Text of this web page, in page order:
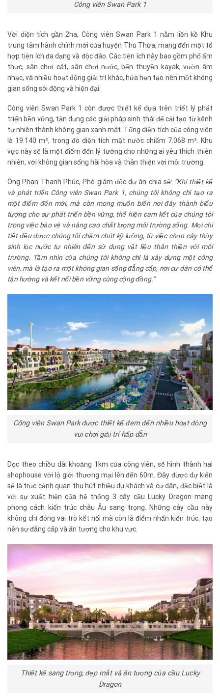
Công viên Swan Park 1
Với diện tích gần 2ha, Công viên Swan Park 1 nằm liền kề Khu
trung tâm hành chính mới của huyện Thủ Thừa, mang đến một tổ
hợp tiện ích đa dạng và độc đáo. Các tiện ích này bao gồm phố ẩm
thực, sân chơi cát, sân chơi nước, bến thuyền kayak, vườn âm
nhạc, và nhiều hoạt động giải trí khác, hứa hẹn tạo nên một không
gian sống sôi động và hiện đại.
Công viên Swan Park 1 còn được thiết kế dựa trên triết lý phát
triển bền vững, tận dụng các giải pháp sinh thái để cải tạo từ kênh
tự nhiên thành không gian xanh mát. Tổng diện tích của công viên
là 19.140 m², trong đó diện tích mặt nước chiếm 7.068 m². Khu
vực này sẽ là một điểm đến lý tưởng cho những ai yêu thích thiên
nhiên, với không gian sống hài hòa và thân thiện với môi trường.
Ông Phan Thanh Phúc, Phó giám đốc dự án chia sẻ: “Khi thiết kế
và phát triển Công viên Swan Park 1, chúng tôi không chỉ tạo ra
một điểm đến mới, mà còn mong muốn biến nơi đây thành biểu
tượng cho sự phát triển bền vững, thể hiện cam kết của chúng tôi
trong việc bảo vệ và nâng cao chất lượng môi trường sống. Mọi chi
tiết đều được chúng tôi chăm chút kỹ lưỡng, từ việc chọn cây thủy
sinh lọc nước tự nhiên đến sử dụng vật liệu thân thiện với môi
trường. Tầm nhìn của chúng tôi không chỉ là xây dựng một công
viên, mà là tạo ra một không gian sống đẳng cấp, nơi cư dân có thể
tận hưởng và kết nối bền vững cùng cộng đồng.”
Công viên Swan Park được thiết kế đem đến nhiều hoạt động
vui chơi giải trí hấp dẫn
Dọc theo chiều dài khoảng 1km của công viên, sẽ hình thành hai
shophouse với lộ giới thương mại lên đến 60m. Đây được dự kiến
sẽ là trục cảnh quan thu hút nhiều du khách và cư dân, đặc biệt là
với sự xuất hiện của hệ thống 3 cây cầu Lucky Dragon mang
phong cách kiến trúc châu Âu sang trọng. Những cây cầu này
không chỉ đóng vai trò kết nối mà còn là điểm nhấn kiến trúc, tạo
nên sự đẳng cấp và ấn tượng cho khu vực.
Thiết kế sang trọng, đẹp mắt và ấn tượng của cầu Lucky
Dragon